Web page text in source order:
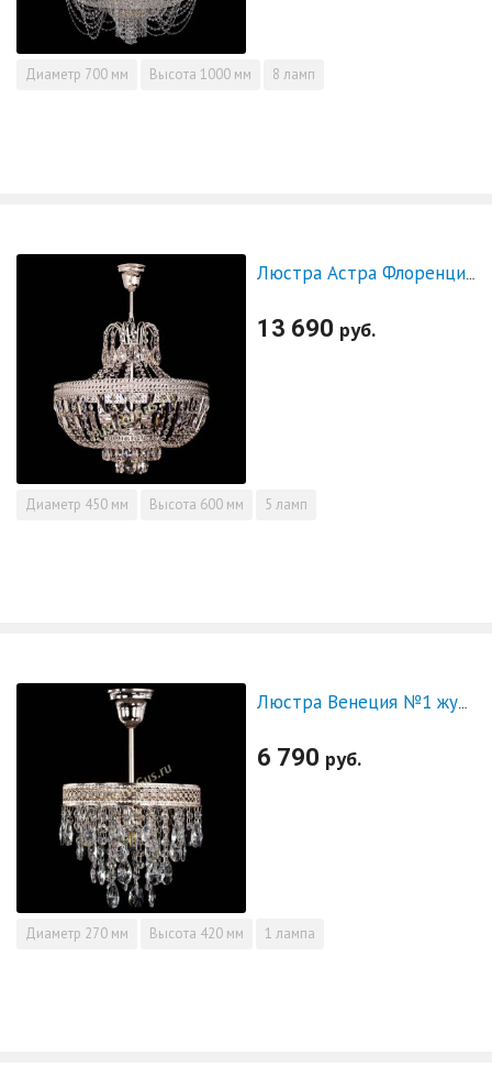
Диаметр 700 мм Высота 1000 мм 8 ламп
13 690 руб.
Диаметр 450 мм Высота 600 мм 5 ламп
6 790 руб.
Диаметр 270 мм Высота 420 мм 1 лампа